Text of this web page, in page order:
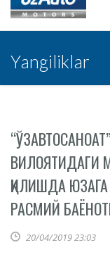
Yangiliklar
ВИЛОЯТИДАГИ
ҚИЛИШДА
РАСМИЙ
20/04/2019 23:03